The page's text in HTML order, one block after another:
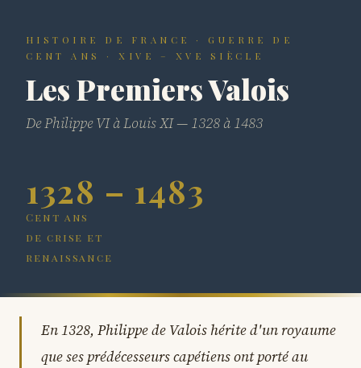
HISTOIRE DE FRANCE · GUERRE DE
CENT ANS · XIVE – XVE SIÈCLE
Les Premiers Valois
De Philippe VI à Louis XI — 1328 à 1483
1328 – 1483
Cent ans
de crise et
renaissance
En 1328, Philippe de Valois hérite d'un royaume
que ses prédécesseurs capétiens ont porté au